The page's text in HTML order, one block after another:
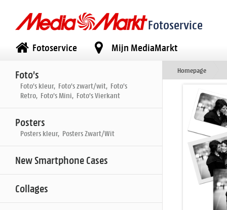
Fotoservice
Fotoservice Mijn MediaMarkt
Foto's
Foto's kleur, Foto's zwart/wit, Foto's
Retro, Foto's Mini, Foto's Vierkant
Posters
Posters kleur, Posters Zwart/Wit
New Smartphone Cases
Collages
Homepage